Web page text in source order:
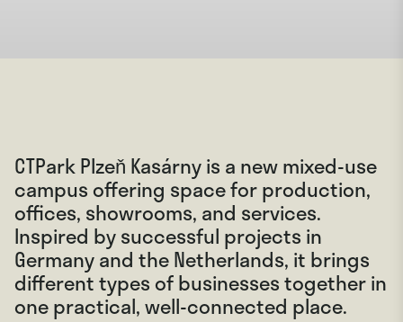
CTPark Plzeň Kasárny is a new mixed-use
campus offering space for production,
offices, showrooms, and services.
Inspired by successful projects in
Germany and the Netherlands, it brings
different types of businesses together in
one practical, well-connected place.